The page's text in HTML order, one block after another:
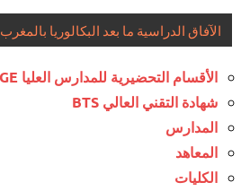
الآفاق الدراسية ما بعد البكالوريا بالمغرب
الأقسام التحضيرية للمدارس العليا CPGE
شهادة التقني العالي BTS
المدارس
المعاهد
الكليات